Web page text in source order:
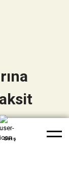
Yardım
Giriş